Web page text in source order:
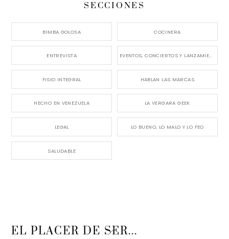
SECCIONES
BIMBA GOLOSA COCINERA
ENTREVISTA EVENTOS, CONCIERTOS Y LANZAMIENTOS
FISIO INTEGRAL HABLAN LAS MARCAS
HECHO EN VENEZUELA LA VERGARA GEEK
LEGAL LO BUENO, LO MALO Y LO FEO
SALUDABLE
Back
EL PLACER DE SER...